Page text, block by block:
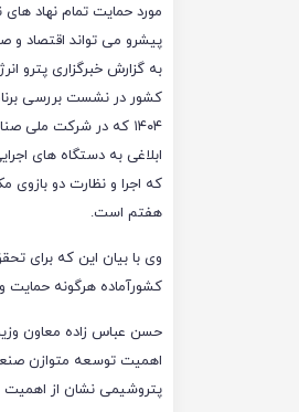
مورد حمایت تمام نهاد
پیشرو می تواند اقتصاد
به گزارش خبرگزاری پترو
کشور در نشست بررسی
۱۴۰۴ که در شرکت ملی
ابلاغی به دستگاه های
که اجرا و نظارت دو
هفتم است.
کشورآماده هرگونه
حسن عباس زاده معاون
اهمیت توسعه متوازن
پتروشیمی نشان از اهمیت